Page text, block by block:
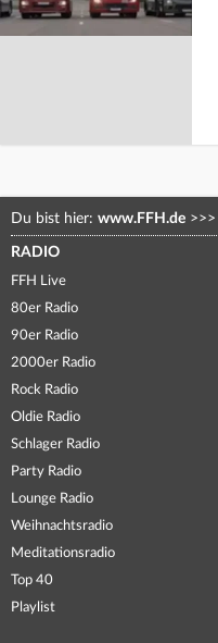
Du bist hier: www.FFH.de >>>
RADIO
FFH Live
80er Radio
90er Radio
2000er Radio
Rock Radio
Oldie Radio
Schlager Radio
Party Radio
Lounge Radio
Weihnachtsradio
Meditationsradio
Top 40
Playlist